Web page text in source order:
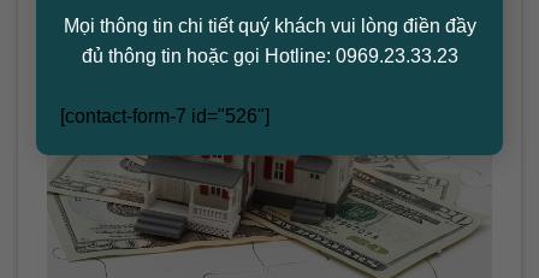
Mọi thông tin chi tiết quý khách vui lòng điền đầy
đủ thông tin hoặc gọi Hotline: 0969.23.33.23
[contact-form-7 id="526"]